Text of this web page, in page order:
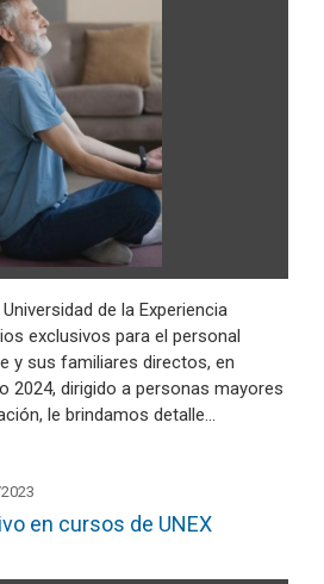
de la Experiencia
exclusivos para el personal
y sus familiares directos, en
2024, dirigido a personas mayores
le brindamos detalle…
en cursos de UNEX